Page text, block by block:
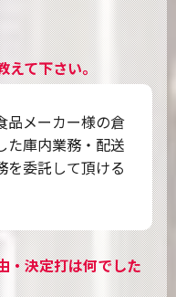
えて下さい。
品メーカー様の倉
た庫内業務・配送
を委託して頂ける
・決定打は何でした